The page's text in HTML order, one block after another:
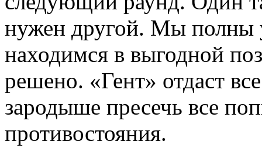
нужен другой. Мы полны
находимся в выгодной
решено. «Гент» отдаст
зародыше пресечь все
противостояния.